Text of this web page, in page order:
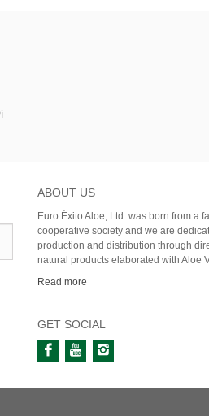
ABOUT US
Euro Éxito Aloe, Ltd. was born from a
cooperative society and we are
production and distribution through
natural products elaborated with Aloe
Read more
GET SOCIAL